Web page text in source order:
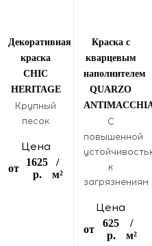
Декоративная
краска
CHIC
HERITAGE
Крупный
песок
Цена
от
1625
р.
/
м²
Краска с
кварцевым
наполнителем
QUARZO
С
повышенной
к
загрязнениям
Цена
от
625
р.
/
м²